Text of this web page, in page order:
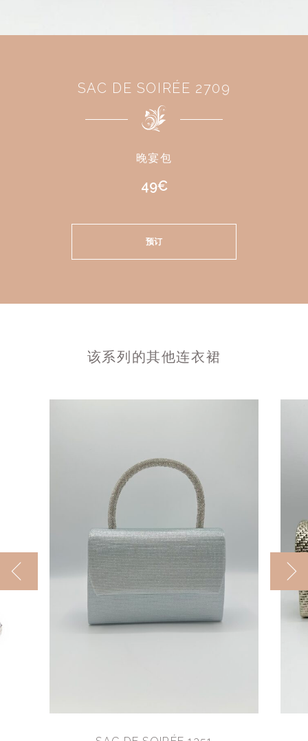
SAC DE SOIRÉE 2709
晚宴包
49€
预订
该系列的其他连衣裙